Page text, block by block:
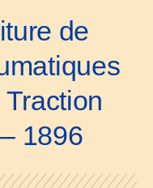
de
1896